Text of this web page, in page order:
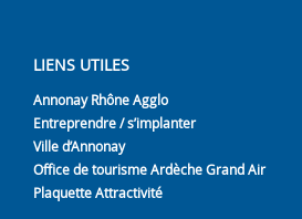
LIENS UTILES
Annonay Rhône Agglo
Entreprendre / s’implanter
Ville d’Annonay
Office de tourisme Ardèche Grand Air
Plaquette Attractivité